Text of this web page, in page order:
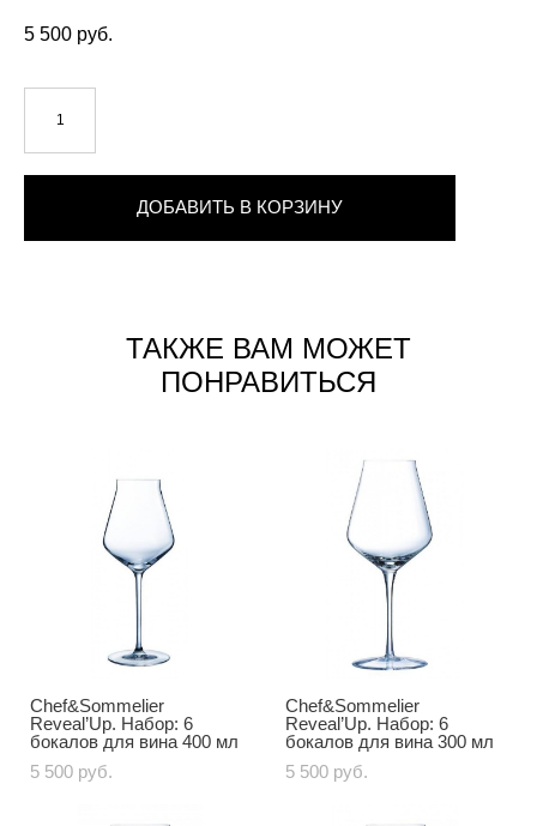
5 500 pуб.
ДОБАВИТЬ В КОРЗИНУ
ТАКЖЕ ВАМ МОЖЕТ
ПОНРАВИТЬСЯ
Chef&Sommelier
Reveal’Up. Набор: 6
бокалов для вина 400 мл
5 500 pуб.
Chef&Sommelier
Reveal’Up. Набор: 6
бокалов для вина 300 мл
5 500 pуб.